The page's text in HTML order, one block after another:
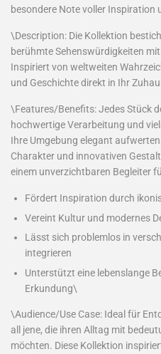
besondere Note voller
\Description: Die Kollektion
berühmte Sehenswürdigkeiten
Inspiriert von weltweiten
und Geschichte direkt in Ihr
\Features/Benefits: Jedes Stück
hochwertige Verarbeitung und
Ihre Umgebung elegant
Charakter und innovativen
einem unverzichtbaren Begleiter
Fördert Inspiration durch
Vereint Kultur und modernes
Lässt sich problemlos in
integrieren
Unterstützt eine lebenslange
Erkundung\
\Audience/Use Case: Ideal für
all jene, die ihren Alltag mit
möchten. Diese Kollektion